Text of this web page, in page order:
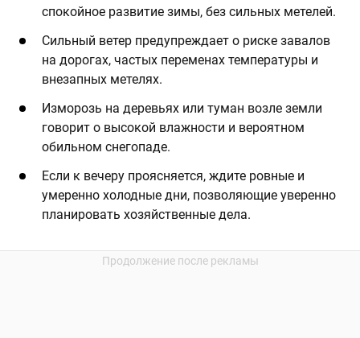
спокойное развитие зимы, без сильных метелей.
Сильный ветер предупреждает о риске завалов
на дорогах, частых переменах температуры и
внезапных метелях.
Изморозь на деревьях или туман возле земли
говорит о высокой влажности и вероятном
обильном снегопаде.
Если к вечеру проясняется, ждите ровные и
умеренно холодные дни, позволяющие уверенно
планировать хозяйственные дела.